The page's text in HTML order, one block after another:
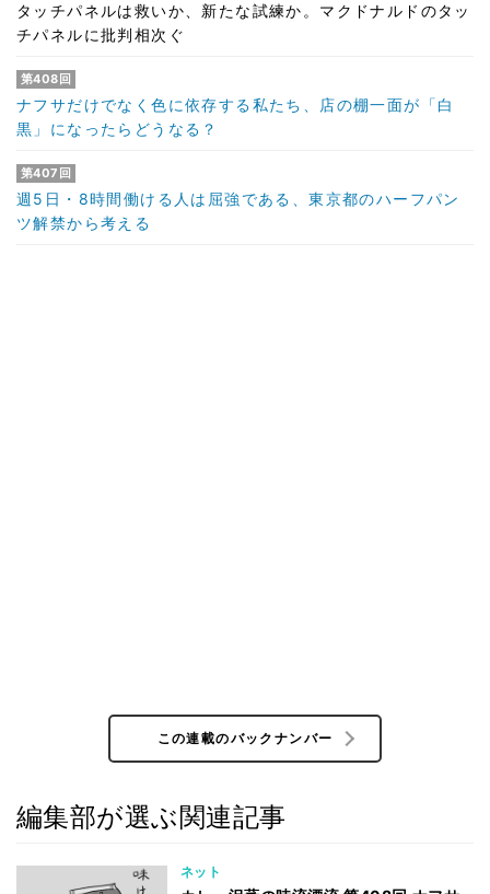
タッチパネルは救いか、新たな試練か。マクドナルドのタッ
チパネルに批判相次ぐ
第408回
ナフサだけでなく色に依存する私たち、店の棚一面が「白
黒」になったらどうなる？
第407回
週5日・8時間働ける人は屈強である、東京都のハーフパン
ツ解禁から考える
この連載のバックナンバー
編集部が選ぶ関連記事
ネット